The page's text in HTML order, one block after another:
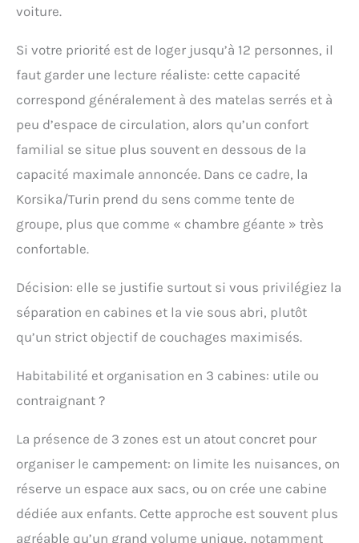
ventilation ✔ Idéale
quand on a besoin de
beaucoup de place - que
ce soit pour les vacances
Complet avec tapis de
sol assorti pour le
robuste, instructions de
montage et sardines
voiture.
Si votre priorité est de loger jusqu’à 12 personnes, il
faut garder une lecture réaliste: cette capacité
correspond généralement à des matelas serrés et à
peu d’espace de circulation, alors qu’un confort
familial se situe plus souvent en dessous de la
capacité maximale annoncée. Dans ce cadre, la
Korsika/Turin prend du sens comme tente de
groupe, plus que comme « chambre géante » très
confortable.
Décision: elle se justifie surtout si vous privilégiez la
séparation en cabines et la vie sous abri, plutôt
qu’un strict objectif de couchages maximisés.
Habitabilité et organisation en 3 cabines: utile ou
contraignant ?
La présence de 3 zones est un atout concret pour
organiser le campement: on limite les nuisances, on
réserve un espace aux sacs, ou on crée une cabine
dédiée aux enfants. Cette approche est souvent plus
agréable qu’un grand volume unique, notamment